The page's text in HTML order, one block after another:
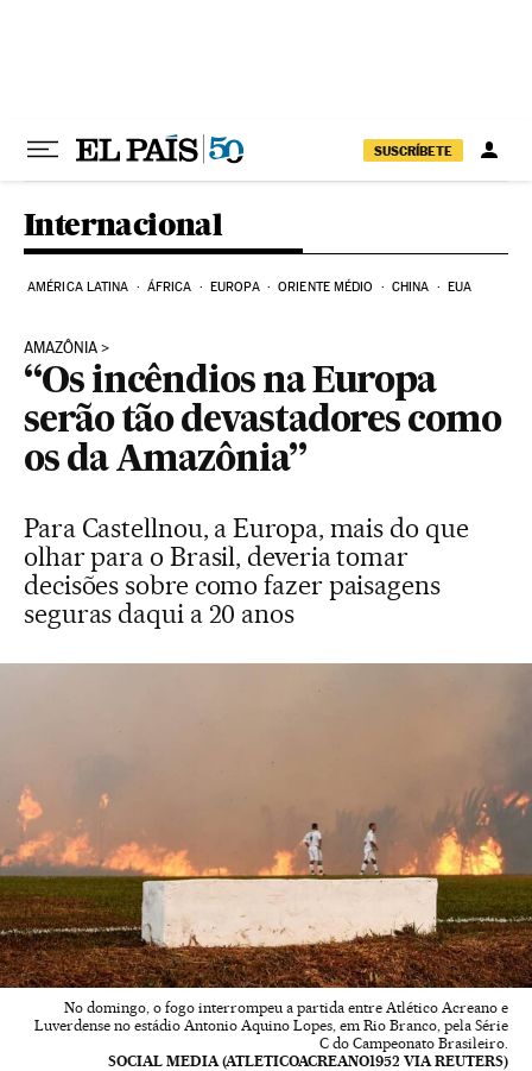
SUSCRÍBETE
Internacional
AMÉRICA LATINA ÁFRICA EUROPA ORIENTE MÉDIO CHINA EUA
AMAZÔNIA
“Os incêndios na Europa
serão tão devastadores como
os da Amazônia”
Para Castellnou, a Europa, mais do que
olhar para o Brasil, deveria tomar
decisões sobre como fazer paisagens
seguras daqui a 20 anos
No domingo, o fogo interrompeu a partida entre Atlético Acreano e
Luverdense no estádio Antonio Aquino Lopes, em Rio Branco, pela Série
C do Campeonato Brasileiro.
SOCIAL MEDIA (ATLETICOACREANO1952 VIA REUTERS)